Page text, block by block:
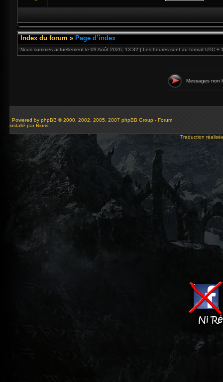
Index du forum » Page d’index
Nous sommes actuellement le 09 Août 2026, 13:32 | Les heures sont au format UTC +
Messages non
Powered by phpBB © 2000, 2002, 2005, 2007 phpBB Group - Forum
installé par Bioris.
Traduction